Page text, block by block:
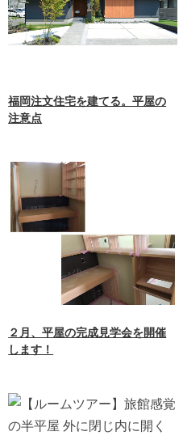
福岡注文住宅を建てる。平屋の
注意点
２月、平屋の完成見学会を開催
します！